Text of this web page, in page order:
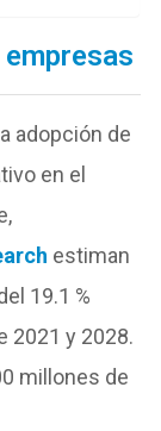
adopción de
en el
estiman
19.1 %
2021 y 2028.
millones de